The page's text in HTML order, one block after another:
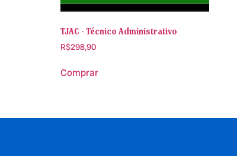
TJAC - Técnico Administrativo
R$298,90
Comprar